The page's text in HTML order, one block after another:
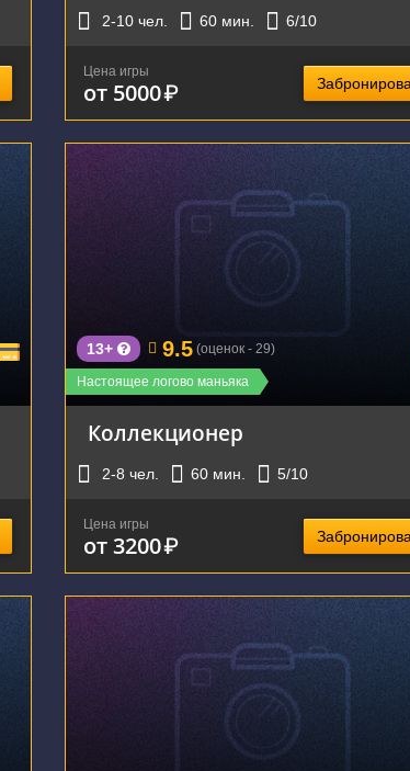
2-10 чел. 60 мин. 6/10
Цена игры
от 5000₽
г. Екатеринбург, улица Шейнкмана, 75
Настоящее логово маньяка
13+ 9.5 (оценок - 29)
Коллекционер
2-8 чел. 60 мин. 5/10
Цена игры
от 3200₽
г. Екатеринбург, улица Шейнкмана, 75